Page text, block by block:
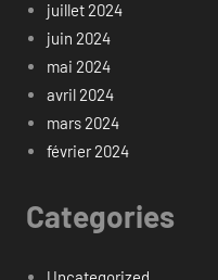
juillet 2024
juin 2024
mai 2024
avril 2024
mars 2024
février 2024
Categories